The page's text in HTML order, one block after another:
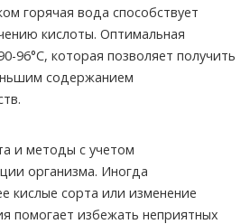
горячая вода способствует
кислоты. Оптимальная
96°C, которая позволяет получить
содержанием
и методы с учетом
организма. Иногда
кислые сорта или изменение
помогает избежать неприятных